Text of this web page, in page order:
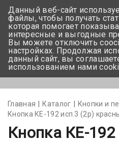
Главная Каталог Кнопки и
Кнопка КЕ-192 исп.3 (2р)
Кнопка КЕ-192
Данный веб-сайт
файлы, чтобы получать
которая помогает
интересные и выгодные
Вы можете отключить
настройках. Продолжая
данный сайт, вы
использованием нами